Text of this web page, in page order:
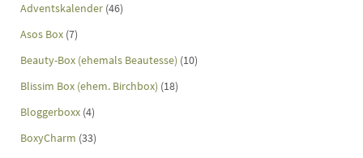
Adventskalender (46)
Asos Box (7)
Beauty-Box (ehemals Beautesse) (10)
Blissim Box (ehem. Birchbox) (18)
Bloggerboxx (4)
BoxyCharm (33)